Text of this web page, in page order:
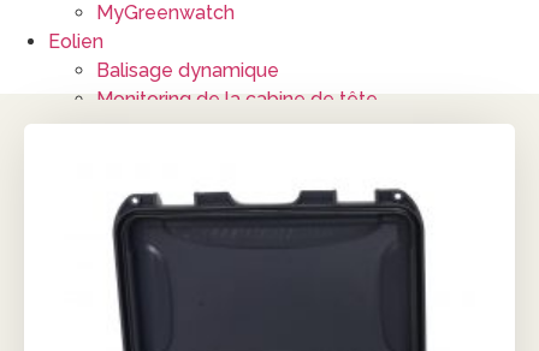
MyGreenwatch
Eolien
Balisage dynamique
Monitoring de la cabine de tête